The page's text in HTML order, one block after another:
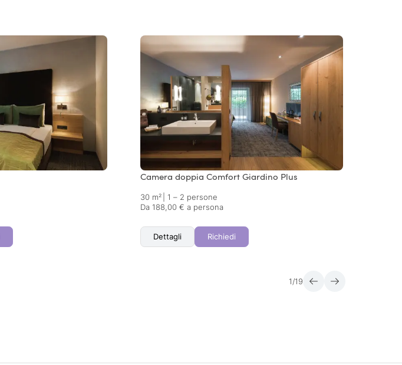
Camera doppia Comfort Giardino Plus
30 m²
1 – 2 persone
Da 188,00 € a persona
Dettagli Richiedi
1 /19